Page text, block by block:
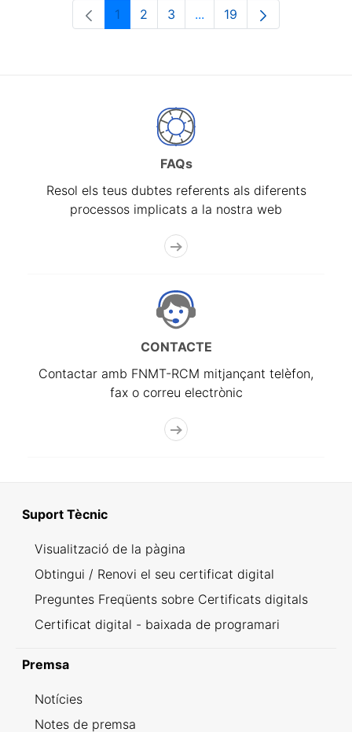
Pàgina
1 Pàgina
2 Pàgina
3 ...Pàgines intermèdies
Pàgina
19
FAQs
Resol els teus dubtes referents als diferents
processos implicats a la nostra web
CONTACTE
Contactar amb FNMT-RCM mitjançant telèfon,
fax o correu electrònic
Suport Tècnic
Visualització de la pàgina
Obtingui / Renovi el seu certificat digital
Preguntes Freqüents sobre Certificats digitals
Certificat digital - baixada de programari
Premsa
Notícies
Notes de premsa